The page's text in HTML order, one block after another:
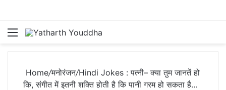
Menu
Home/मनोरंजन/Hindi Jokes : पत्नी– क्या तुम जानतें हो
कि, संगीत में इतनी शक्ति होती है कि पानी गरम हो सकता है…